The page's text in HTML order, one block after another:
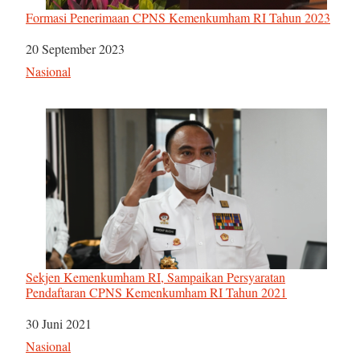
Formasi Penerimaan CPNS Kemenkumham RI Tahun 2023
Tanggal
20 September 2023
Sehubungan dengan
Nasional
Sekjen Kemenkumham RI, Sampaikan Persyaratan
Pendaftaran CPNS Kemenkumham RI Tahun 2021
Tanggal
30 Juni 2021
Sehubungan dengan
Nasional